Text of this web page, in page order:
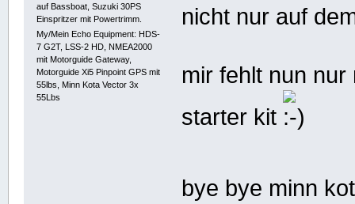
auf Bassboat, Suzuki 30PS
Einspritzer mit Powertrimm.
My/Mein Echo Equipment: HDS-
7 G2T, LSS-2 HD, NMEA2000
mit Motorguide Gateway,
Motorguide Xi5 Pinpoint GPS mit
55lbs, Minn Kota Vector 3x
55Lbs
nicht nur auf
mir fehlt nun
starter kit
bye bye minn